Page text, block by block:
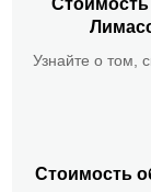
Узнайте о том,
Стоимость